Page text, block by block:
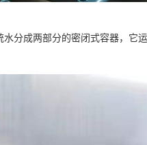
分成两部分的密闭式容器，它